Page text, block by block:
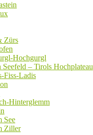
Zürs
Hochgurgl
Seefeld – Tirols Hochplateau
Fiss-Ladis
Hinterglemm
See
Ziller